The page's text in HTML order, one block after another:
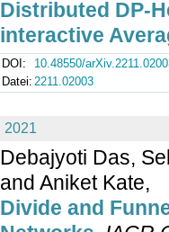
Distributed DP-
interactive
DOI:
10.48550/
Datei: 2211.02003
2021
Debajyoti Das,
and Aniket Kate,
Divide and